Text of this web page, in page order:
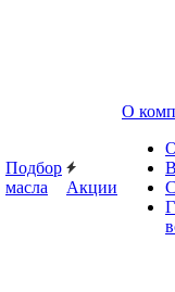
Подбор
масла
Акции
О